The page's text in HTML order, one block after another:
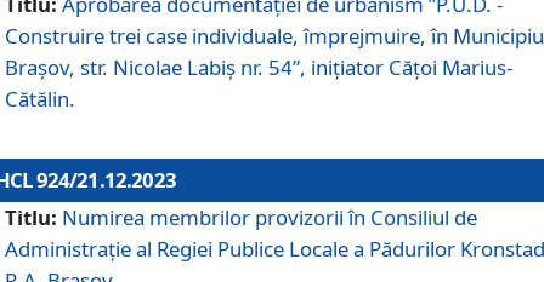
Construire trei case individuale, împrejmuire, în
Brașov, str. Nicolae Labiș nr. 54”, inițiator Cățoi Marius-
Cătălin.
924/21.12.2023
Titlu: Numirea membrilor provizorii în Consiliul de
Administraţie al Regiei Publice Locale a Pădurilor